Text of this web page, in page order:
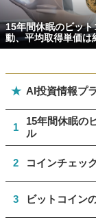
15年間休眠のビット
動、平均取得単価は
★ AI投資情報プ
1
15年間休眠の
ル
2 コインチェッ
3 ビットコイン